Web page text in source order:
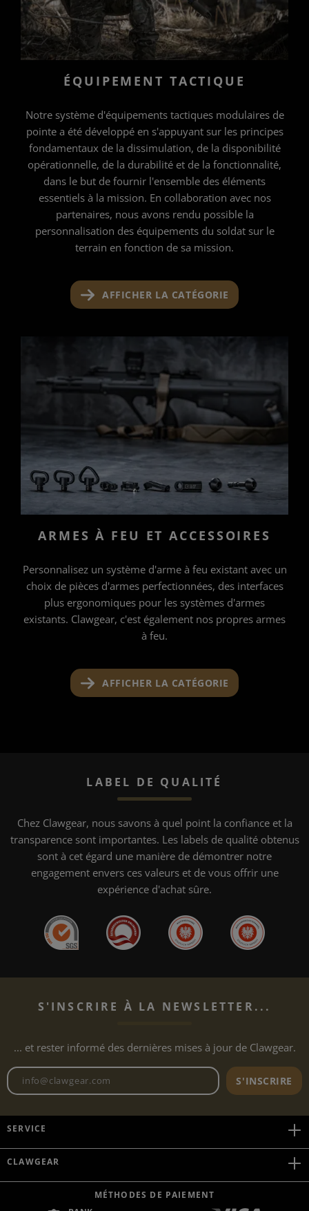
ÉQUIPEMENT TACTIQUE
Notre système d'équipements tactiques modulaires de
pointe a été développé en s'appuyant sur les principes
fondamentaux de la dissimulation, de la disponibilité
opérationnelle, de la durabilité et de la fonctionnalité,
dans le but de fournir l'ensemble des éléments
essentiels à la mission. En collaboration avec nos
partenaires, nous avons rendu possible la
personnalisation des équipements du soldat sur le
terrain en fonction de sa mission.
AFFICHER LA CATÉGORIE
ARMES À FEU ET ACCESSOIRES
Personnalisez un système d'arme à feu existant avec un
choix de pièces d'armes perfectionnées, des interfaces
plus ergonomiques pour les systèmes d'armes
existants. Clawgear, c'est également nos propres armes
à feu.
AFFICHER LA CATÉGORIE
LABEL DE QUALITÉ
Chez Clawgear, nous savons à quel point la confiance et la
transparence sont importantes. Les labels de qualité obtenus
sont à cet égard une manière de démontrer notre
engagement envers ces valeurs et de vous offrir une
expérience d'achat sûre.
S'INSCRIRE À LA NEWSLETTER...
... et rester informé des dernières mises à jour de Clawgear.
Adresse e-mail de laS'INSCRIRE
SERVICE
CLAWGEAR
MÉTHODES DE PAIEMENT